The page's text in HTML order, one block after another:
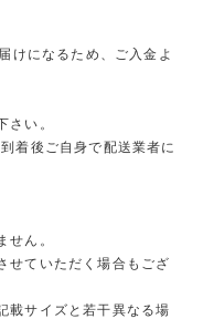
けになるため、ご入金よ
さい。
着後ご自身で配送業者に
せん。
せていただく場合もござ
載サイズと若干異なる場